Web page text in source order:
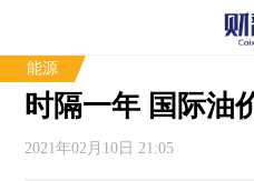
能源
时隔一年 国际油
2021年02月10日 21:05